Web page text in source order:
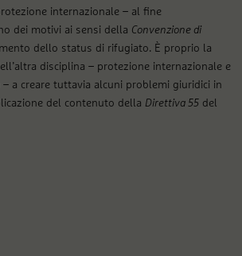
internazionale – al fine
dei motivi ai sensi della Convenzione di
dello status di rifugiato. È proprio la
disciplina – protezione internazionale e
a creare tuttavia alcuni problemi giuridici in
del contenuto della Direttiva 55 del